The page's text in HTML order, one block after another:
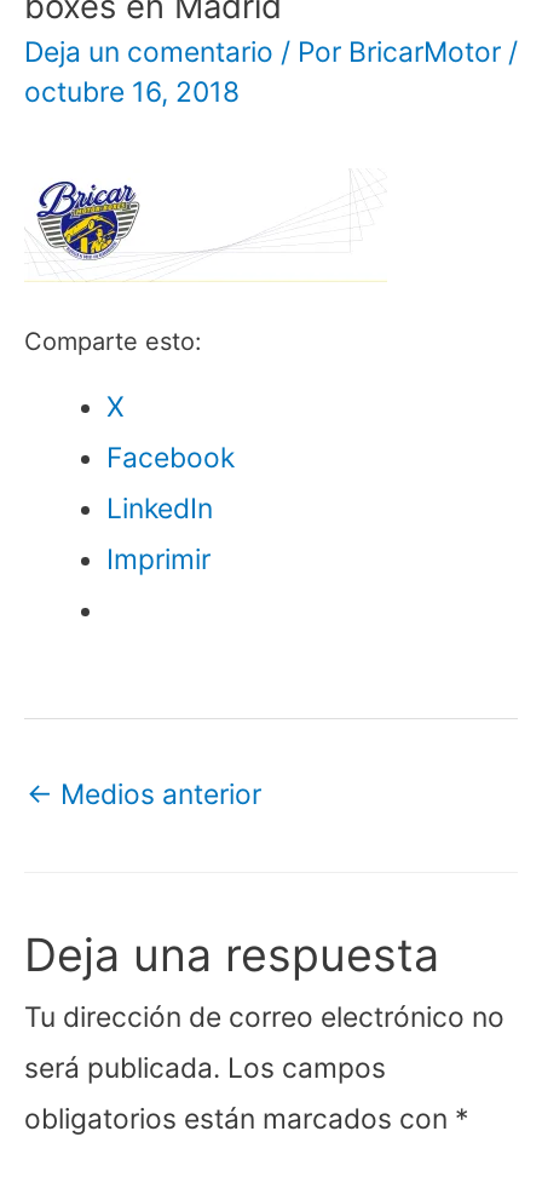
Deja un comentario / Por BricarMotor /
octubre 16, 2018
Comparte esto:
X
Facebook
LinkedIn
Imprimir
← Medios anterior
Deja una respuesta
Tu dirección de correo electrónico no
será publicada. Los campos
obligatorios están marcados con *